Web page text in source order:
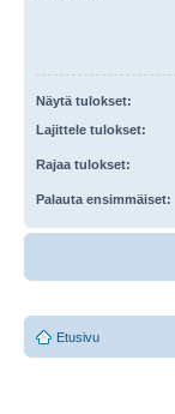
Näytä tulokset:
Lajittele tulokset:
Rajaa tulokset:
Palauta ensimmäiset:
Etusivu